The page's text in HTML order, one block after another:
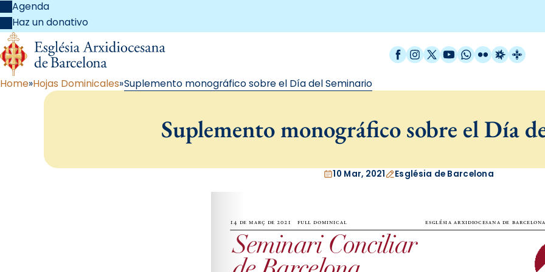
Agenda
Haz un donativo
Facebook
Instagram
X / Twitter
YouTube
WhatsApp
FlickrRadio
Home Hojas Dominicales Suplemento monográfico sobre el Día del Seminario
Suplemento monográfico sobre el Día
10 Mar, 2021 Església de Barcelona